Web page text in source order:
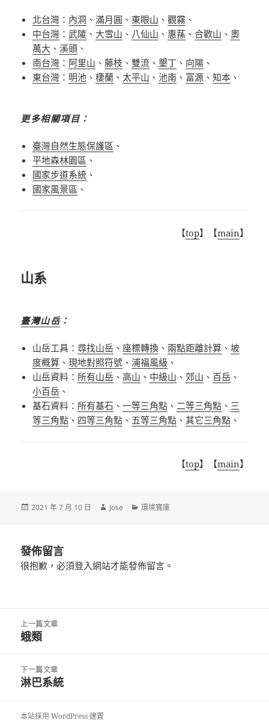
北台灣 ： 內洞 、滿月圓 、 東眼山 、觀霧 、
中台灣 ：武陵 、 大雪山 、 八仙山 、 惠蓀 、合歡山 、奧
萬大 、溪頭 、
南台灣 ： 阿里山 、 藤枝 、雙流 、 墾丁 、 向陽 、
東台灣 ： 明池 、棲蘭 、 太平山 、池南 、 富源 、知本 、
更多相關項目：
臺灣自然生態保護區 、
平地森林園區 、
國家步道系統 、
國家風景區 、
【top】【main】
山系
臺灣山岳：
山岳工具：尋找山岳 、座標轉換 、 兩點距離計算 、坡
度概算 、現地對照符號 、浦福風級 、
山岳資料： 所有山岳 、高山 、 中級山 、 郊山 、 百岳 、
小百岳 、
基石資料： 所有基石 、一等三角點 、二等三角點 、 三
等三角點 、 四等三角點 、 五等三角點 、其它三角點 、
【top】【main】
發
2021 年 7 月 10 日
作
Jose
分
環境寶庫
發佈留言
很抱歉，必須登入網站才能發佈留言。
上一篇文章
上
篇
文
蛾類
下一篇文章
下
篇
淋巴系統
本站採用 WordPress 建置